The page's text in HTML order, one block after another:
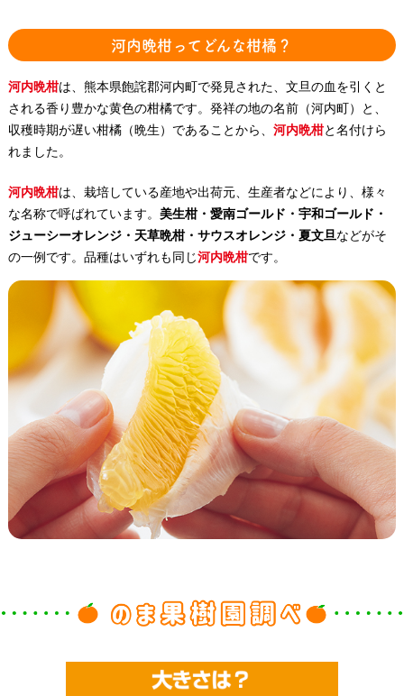
河内晩柑ってどんな柑橘？
河内晩柑は、熊本県飽詫郡河内町で発見された、文旦の血を引くと
される香り豊かな黄色の柑橘です。発祥の地の名前（河内町）と、
収穫時期が遅い柑橘（晩生）であることから、 河内晩柑と名付けら
れました。
河内晩柑は、栽培している産地や出荷元、生産者などにより、様々
な名称で呼ばれています。 美生柑・愛南ゴールド・宇和ゴールド・
ジューシーオレンジ・天草晩柑・サウスオレンジ・夏文旦などがそ
の一例です。品種はいずれも同じ河内晩柑です。